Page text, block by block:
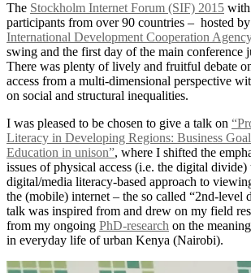
The Stockholm Internet Forum (SIF) 2015 with
participants from over 90 countries – hosted by
International Development Cooperation
swing and the first day of the main conference
There was plenty of lively and fruitful debate
access from a multi-dimensional perspective
on social and structural inequalities.
I was pleased to be chosen to give a talk on
Literacy in Developing Regions: Business
Education in unison”, where I shifted the
issues of physical access (i.e. the digital
digital/media literacy-based approach to
the (mobile) internet – the so called “2nd-level
talk was inspired from and drew on my field
from my ongoing PhD-research on the
in everyday life of urban Kenya (Nairobi).